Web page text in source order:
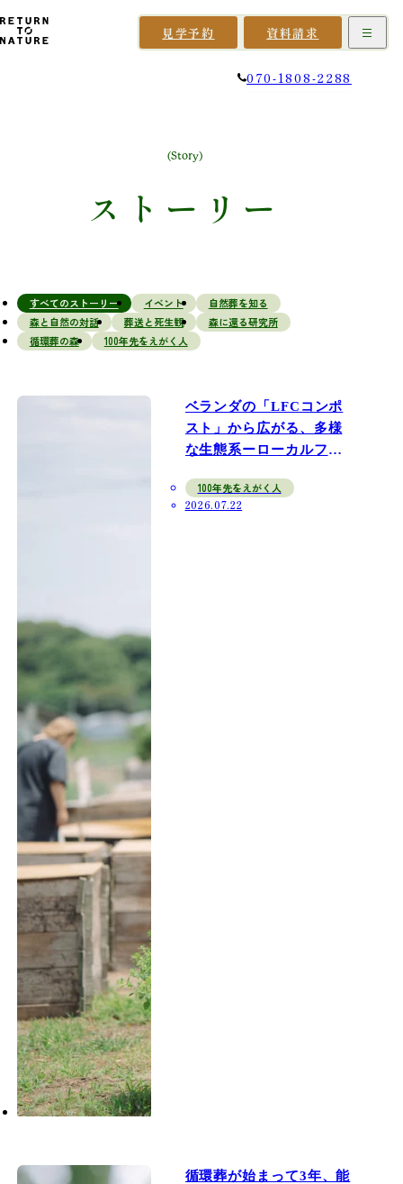
見学予約 資料請求
070-1808-2288
ス ト ー リ ー
(Story)
すべてのストーリー イベント
自然葬を知る
森と自然の対話
葬送と死生観
森に還る研究所
循環葬の森
100年先をえがく人
ベランダの「LFCコンポ
スト」から広がる、多様
な生態系ーローカルフー
ィールドへ
100年先をえがく人
2026.07.22
循環葬が始まって3年、能